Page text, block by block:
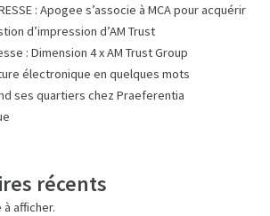
: Apogee s’associe à MCA pour acquérir
d’impression d’AM Trust
: Dimension 4 x AM Trust Group
électronique en quelques mots
ses quartiers chez Praeferentia
récents
afficher.